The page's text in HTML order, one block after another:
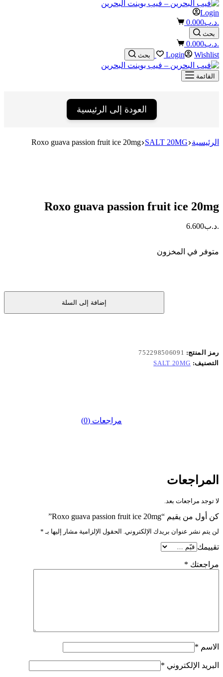
Login
Shopping
cart
.د.ب0.000
بحث
Shopping
cart
.د.ب0.000
Login
Wishlist بحث
القائمة
العودة إلى الرئيسية
الرئيسية SALT 20MG
.د.ب6.600
متوفر في المخزون
20mg
إضافة إلى السلة
رمز المنتج: 752298506091
التصنيف: SALT 20MG
مراجعات (0)
المراجعات
لا توجد مراجعات بعد.
كن أول من يقيم “‏Roxo guava passion fruit ice 20mg”
لن يتم نشر عنوان بريدك الإلكتروني. الحقول الإلزامية مشار إليها بـ *
تقييمك
مراجعتك *
الاسم *
البريد الإلكتروني *